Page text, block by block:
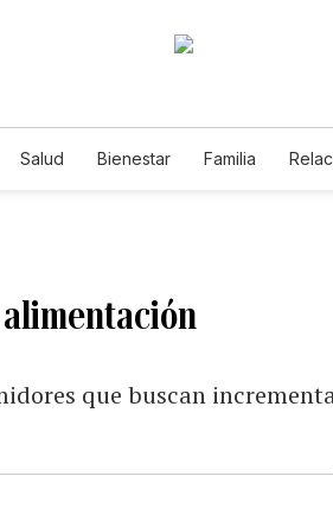
Salud Bienestar Familia
que buscan